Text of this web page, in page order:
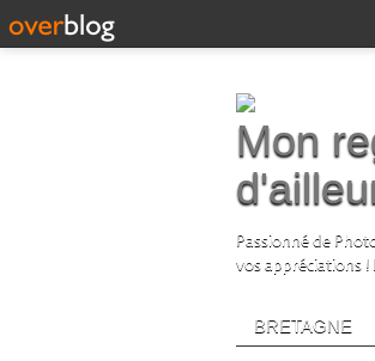
Mon
Passionné de
vos appréciations !
BRETAGNE